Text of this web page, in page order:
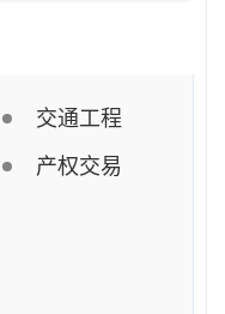
交通工程
产权交易